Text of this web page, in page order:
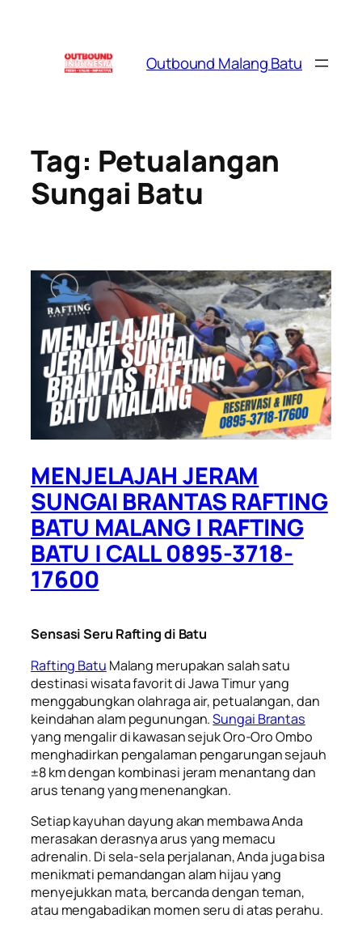
Outbound Malang Batu
Tag: Petualangan
Sungai Batu
MENJELAJAH JERAM
SUNGAI BRANTAS RAFTING
BATU MALANG | RAFTING
BATU | CALL 0895-3718-
17600
Sensasi Seru Rafting di Batu
Rafting Batu Malang merupakan salah satu
destinasi wisata favorit di Jawa Timur yang
menggabungkan olahraga air, petualangan, dan
keindahan alam pegunungan.Sungai Brantas
yang mengalir di kawasan sejuk Oro-Oro Ombo
menghadirkan pengalaman pengarungan sejauh
±8 km dengan kombinasi jeram menantang dan
arus tenang yang menenangkan.
Setiap kayuhan dayung akan membawa Anda
merasakan derasnya arus yang memacu
adrenalin. Di sela-sela perjalanan, Anda juga bisa
menikmati pemandangan alam hijau yang
menyejukkan mata, bercanda dengan teman,
atau mengabadikan momen seru di atas perahu.